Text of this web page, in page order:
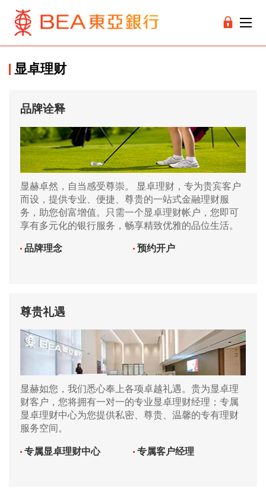
显卓理财
品牌诠释
显赫卓然，自当感受尊崇。 显卓理财，专为贵宾客户
而设，提供专业、便捷、尊贵的一站式金融理财服
务，助您创富增值。只需一个显卓理财帐户，您即可
享有多元化的银行服务，畅享精致优雅的品位生活。
品牌理念 预约开户
尊贵礼遇
显赫如您，我们悉心奉上各项卓越礼遇。贵为显卓理
财客户，您将拥有一对一的专业显卓理财经理；专属
显卓理财中心为您提供私密、尊贵、温馨的专有理财
服务空间。
专属显卓理财中心 专属客户经理